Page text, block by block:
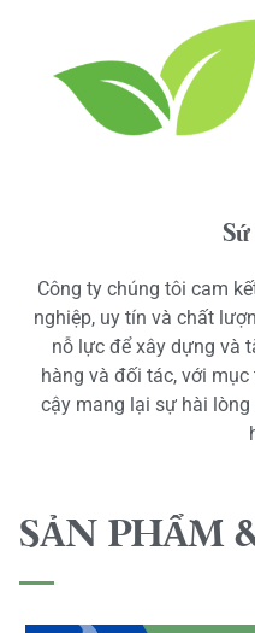
Công ty chúng tôi cam
nghiệp, uy tín và chất
nỗ lực để xây dựng và
hàng và đối tác, với
cậy mang lại sự hài
SẢN PHẨM